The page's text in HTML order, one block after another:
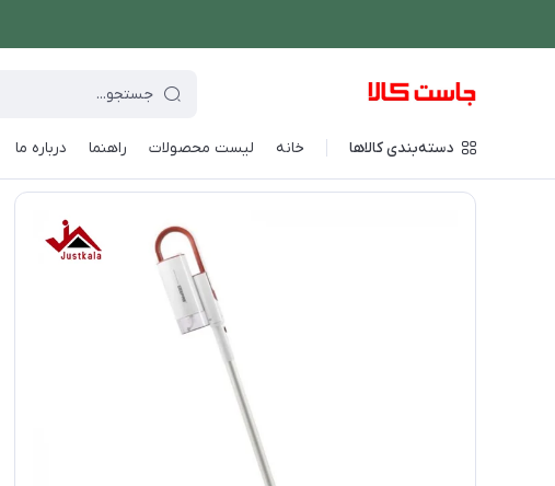
دسته‌بندی کالاها خانه لیست محصولات راهنما درباره ما
فروشگاه اینترنتی جاست کالا شستشو و نظافت / بخار شوی بخارشوی 5 کاره جیپاس مدل GSM63045